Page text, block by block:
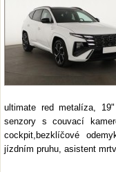
ultimate red metalíza,
senzory s couvací
cockpit,bezklíčové
jízdním pruhu, asistent